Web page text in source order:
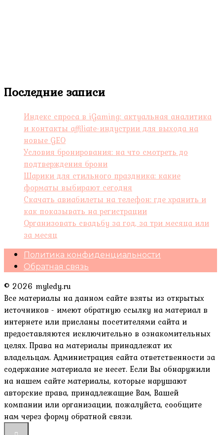
Последние записи
Индекс спроса в iGaming: актуальная аналитика
и контакты affiliate-индустрии для выхода на
новые GEO
Условия бронирования: на что смотреть до
подтверждения брони
Шарики для стильного праздника: какие
форматы выбирают сегодня
Скачать авиабилеты на телефон: где хранить и
как показывать на регистрации
Организовать свадьбу за год, за три месяца или
за месяц
Политика конфиденциальности
Обратная связь
© 2026 myledy.ru
Все материалы на данном сайте взяты из открытых
источников - имеют обратную ссылку на материал в
интернете или присланы посетителями сайта и
предоставляются исключительно в ознакомительных
целях. Права на материалы принадлежат их
владельцам. Администрация сайта ответственности за
содержание материала не несет. Если Вы обнаружили
на нашем сайте материалы, которые нарушают
авторские права, принадлежащие Вам, Вашей
компании или организации, пожалуйста, сообщите
нам через форму обратной связи.